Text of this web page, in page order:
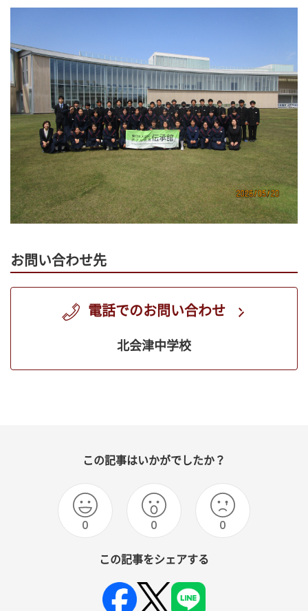
お問い合わせ先
電話でのお問い合わせ
北会津中学校
この記事はいかがでしたか？
0 0 0
この記事をシェアする